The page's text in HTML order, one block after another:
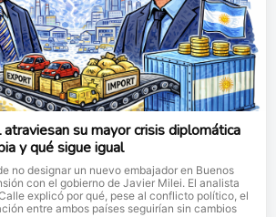
su mayor crisis diplomática
y qué sigue igual
no designar un nuevo embajador en Buenos
con el gobierno de Javier Milei. El analista
explicó por qué, pese al conflicto político, el
entre ambos países seguirían sin cambios